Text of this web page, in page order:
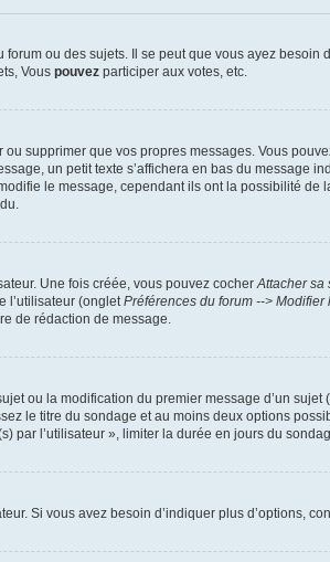
ou des sujets. Il se peut que vous ayez
Vous pouvez participer aux votes, etc.
supprimer que vos propres messages. Vous
un petit texte s’affichera en bas du message
le message, cependant ils ont la possibilité
Une fois créée, vous pouvez cocherAttacher sa
l’utilisateur (ongletPréférences du forum -->
de rédaction de message.
ou la modification du premier message d’un
le titre du sondage et au moins deux options
par l’utilisateur », limiter la durée en jours du
Si vous avez besoin d’indiquer plus d’options,